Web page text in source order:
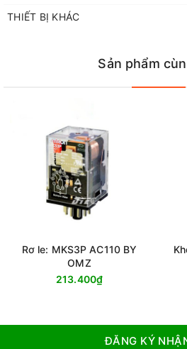
THIẾT BỊ KHÁC
Sản phẩm
Rơ le: MKS3P AC110 BY
OMZ
213.400₫
ĐĂNG KÝ